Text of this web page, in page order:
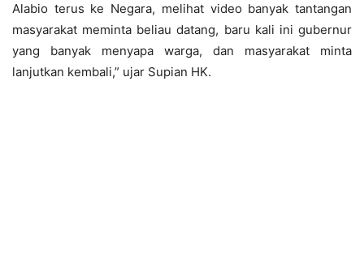
Alabio terus ke Negara, melihat video banyak tantangan
masyarakat meminta beliau datang, baru kali ini gubernur
yang banyak menyapa warga, dan masyarakat minta
lanjutkan kembali,” ujar Supian HK.